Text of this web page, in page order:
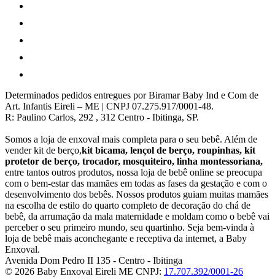
Determinados pedidos entregues por Biramar Baby Ind e Com de
Art. Infantis Eireli – ME | CNPJ 07.275.917/0001-48.
R: Paulino Carlos, 292 , 312 Centro - Ibitinga, SP.
Somos a loja de enxoval mais completa para o seu bebê. Além de
vender kit de berço,kit bicama, lençol de berço, roupinhas, kit
protetor de berço, trocador, mosquiteiro, linha montessoriana,
entre tantos outros produtos, nossa loja de bebê online se preocupa
com o bem-estar das mamães em todas as fases da gestação e com o
desenvolvimento dos bebês. Nossos produtos guiam muitas mamães
na escolha de estilo do quarto completo de decoração do chá de
bebê, da arrumação da mala maternidade e moldam como o bebê vai
perceber o seu primeiro mundo, seu quartinho. Seja bem-vinda à
loja de bebê mais aconchegante e receptiva da internet, a Baby
Enxoval.
Avenida Dom Pedro II 135 - Centro - Ibitinga
© 2026 Baby Enxoval Eireli ME CNPJ: 17.707.392/0001-26